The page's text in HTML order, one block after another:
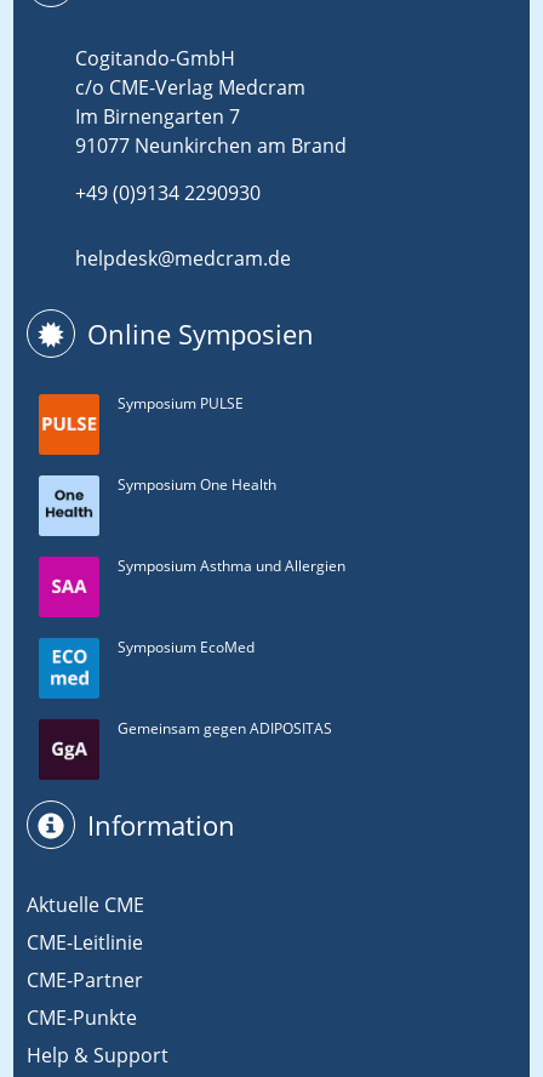
Cogitando-GmbH
c/o CME-Verlag Medcram
Im Birnengarten 7
91077 Neunkirchen am Brand
+49 (0)9134 2290930
helpdesk@medcram.de
Online Symposien
Symposium PULSE
Symposium One Health
Symposium Asthma und Allergien
Symposium EcoMed
Gemeinsam gegen ADIPOSITAS
Information
Aktuelle CME
CME-Leitlinie
CME-Partner
CME-Punkte
Help & Support